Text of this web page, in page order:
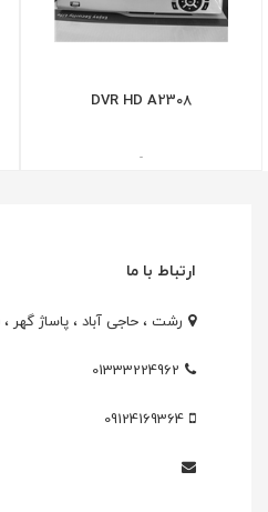
DVR HD A2308
-
ارتباط با ما
رشت ، حاجی آباد ، پاساژ گهر
01333224962
09124169364